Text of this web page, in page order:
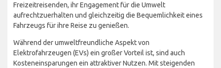
Freizeitreisenden, ihr Engagement für die Umwelt
aufrechtzuerhalten und gleichzeitig die Bequemlichkeit eines
Fahrzeugs für ihre Reise zu genießen.
Während der umweltfreundliche Aspekt von
Elektrofahrzeugen (EVs) ein großer Vorteil ist, sind auch
Kosteneinsparungen ein attraktiver Nutzen. Mit steigenden